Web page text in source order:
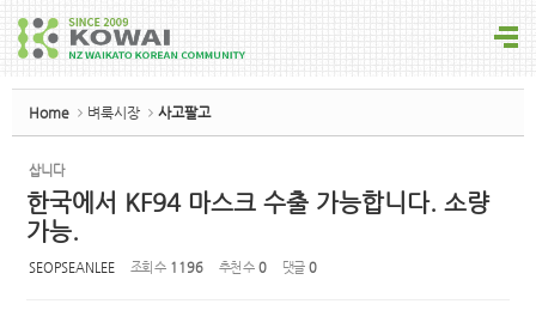
Home 벼룩시장 사고팔고
삽니다
한국에서 KF94 마스크 수출 가능합니다. 소량
가능.
SEOPSEANLEE 조회 수 1196 추천 수 0 댓글 0
Sketchbook5, 스케치북5
Sketchbook5, 스케치북5